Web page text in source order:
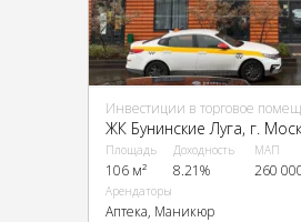
Инвестиции в торговое
Площадь
106 м²
Доходность
8.21%
МАП
260
Арендаторы
Аптека, Маникюр